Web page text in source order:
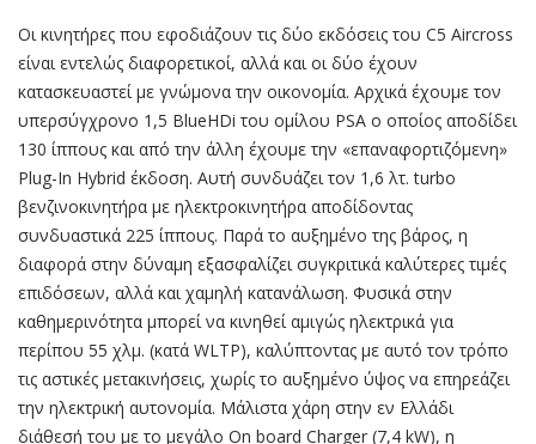
Οι κινητήρες που εφοδιάζουν τις δύο εκδόσεις του C5 Aircross
είναι εντελώς διαφορετικοί, αλλά και οι δύο έχουν
κατασκευαστεί με γνώμονα την οικονομία. Αρχικά έχουμε τον
υπερσύγχρονο 1,5 BlueHDi του ομίλου PSA ο οποίος αποδίδει
130 ίππους και από την άλλη έχουμε την «επαναφορτιζόμενη»
Plug-In Hybrid έκδοση. Αυτή συνδυάζει τον 1,6 λτ. turbo
βενζινοκινητήρα με ηλεκτροκινητήρα αποδίδοντας
συνδυαστικά 225 ίππους. Παρά το αυξημένο της βάρος, η
διαφορά στην δύναμη εξασφαλίζει συγκριτικά καλύτερες τιμές
επιδόσεων, αλλά και χαμηλή κατανάλωση. Φυσικά στην
καθημερινότητα μπορεί να κινηθεί αμιγώς ηλεκτρικά για
περίπου 55 χλμ. (κατά WLTP), καλύπτοντας με αυτό τον τρόπο
τις αστικές μετακινήσεις, χωρίς το αυξημένο ύψος να επηρεάζει
την ηλεκτρική αυτονομία. Μάλιστα χάρη στην εν Ελλάδι
διάθεσή του με το μεγάλο On board Charger (7,4 kW), η